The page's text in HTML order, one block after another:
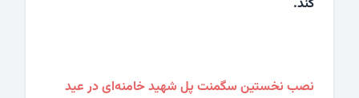
کند.
نصب نخستین سگمنت پل شهید خامنه‌ای در عید